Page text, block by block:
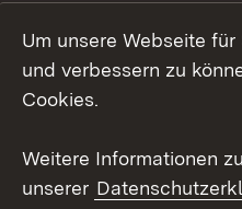
Social Wall
Youtube
Kontakt
Um unsere Webseite
und verbessern zu
Cookies.
Weitere Informationen
unserer